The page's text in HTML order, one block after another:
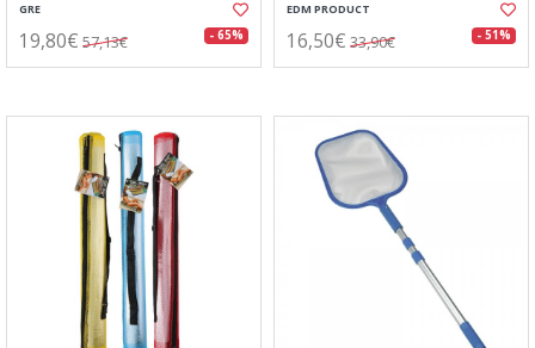
GRE
19,80€ 57,13€ - 65%
EDM PRODUCT
16,50€ 33,90€ - 51%